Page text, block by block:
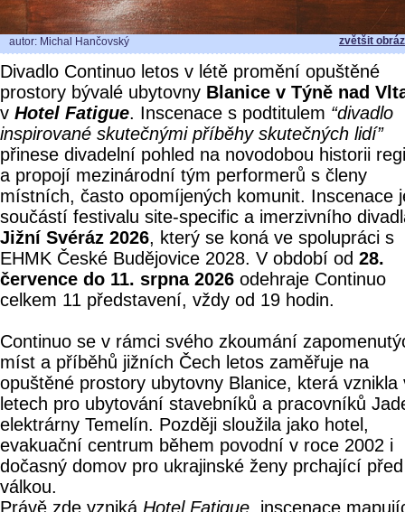
autor: Michal Hančovský zvětšit
Divadlo Continuo letos v létě promění opuštěné
prostory bývalé ubytovny Blanice v Týně nad
v Hotel Fatigue. Inscenace s podtitulem “divadlo
inspirované skutečnými příběhy skutečných lidí”
přinese divadelní pohled na novodobou historii
a propojí mezinárodní tým performerů s členy
místních, často opomíjených komunit. Inscenace
součástí festivalu site-specific a imerzivního
Jižní Svéráz 2026, který se koná ve spolupráci s
EHMK České Budějovice 2028. V období od 28.
července do 11. srpna 2026 odehraje Continuo
celkem 11 představení, vždy od 19 hodin.
Continuo se v rámci svého zkoumání
míst a příběhů jižních Čech letos zaměřuje na
opuštěné prostory ubytovny Blanice, která vznikla
letech pro ubytování stavebníků a pracovníků
elektrárny Temelín. Později sloužila jako hotel,
evakuační centrum během povodní v roce 2002 i
dočasný domov pro ukrajinské ženy prchající před
válkou.
Právě zde vzniká Hotel Fatigue, inscenace